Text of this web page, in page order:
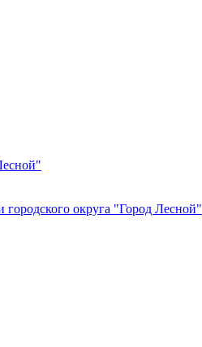
городского округа "Город Лесной"